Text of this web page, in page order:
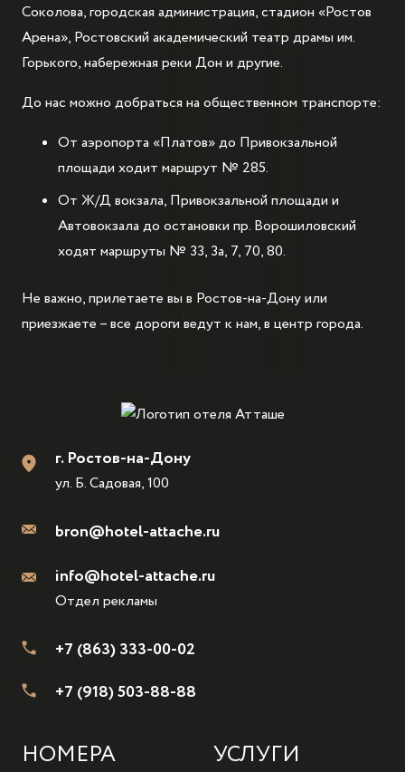
Соколова, городская администрация, стадион «Ростов
Арена», Ростовский академический театр драмы им.
Горького, набережная реки Дон и другие.
До нас можно добраться на общественном транспорте:
От аэропорта «Платов» до Привокзальной
площади ходит маршрут № 285.
От Ж/Д вокзала, Привокзальной площади и
Автовокзала до остановки пр. Ворошиловский
ходят маршруты № 33, 3а, 7, 70, 80.
Не важно, прилетаете вы в Ростов-на-Дону или
приезжаете – все дороги ведут к нам, в центр города.
г. Ростов-на-Дону
ул. Б. Садовая, 100
bron@hotel-attache.ru
info@hotel-attache.ru
Отдел рекламы
+7 (863) 333-00-02
+7 (918) 503-88-88
НОМЕРА УСЛУГИ